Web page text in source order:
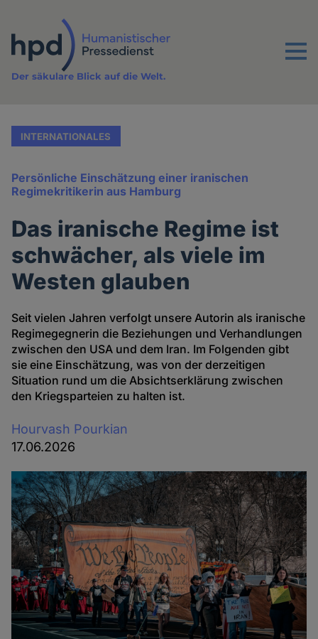
Inhalt
Menu
Der säkulare Blick auf die Welt.
INTERNATIONALES
Persönliche Einschätzung einer iranischen
Regimekritikerin aus Hamburg
Das iranische Regime ist
schwächer, als viele im
Westen glauben
Seit vielen Jahren verfolgt unsere Autorin als iranische
Regimegegnerin die Beziehungen und Verhandlungen
zwischen den USA und dem Iran. Im Folgenden gibt
sie eine Einschätzung, was von der derzeitigen
Situation rund um die Absichtserklärung zwischen
den Kriegsparteien zu halten ist.
Hourvash Pourkian
17.06.2026